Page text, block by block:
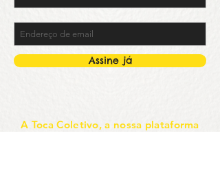
Assine já
A Toca Coletivo, a nossa plataforma